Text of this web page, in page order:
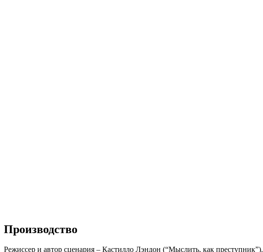
Производство
Режиссер и автор сценария – Кастилло Лэндон (“Мыслить, как преступник”).